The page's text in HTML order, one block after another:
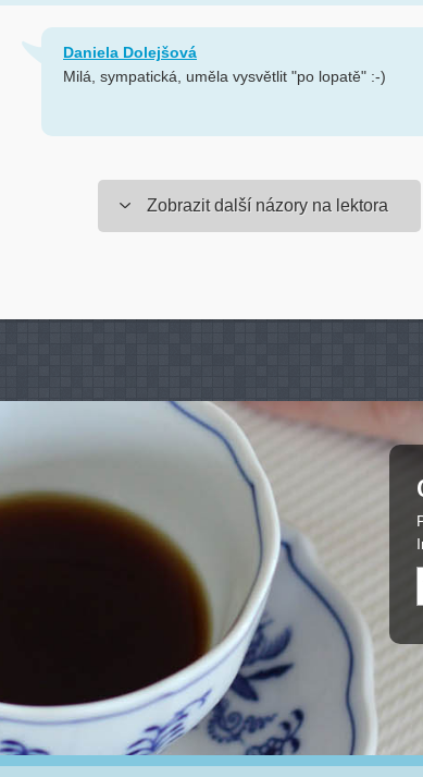
Daniela Dolejšová
Milá, sympatická, uměla vysvětlit "po lopatě" :-)
Zobrazit další názory na lektora